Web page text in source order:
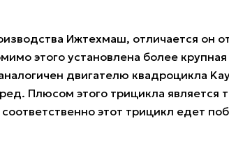
Ижтехмаш, отличается он
этого установлена более
двигателю квадроцикла
Плюсом этого трицикла является
этот трицикл едет